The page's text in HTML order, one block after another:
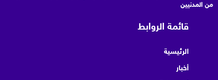
من المدنيين
قائمة الروابط
الرئيسية
أخبار